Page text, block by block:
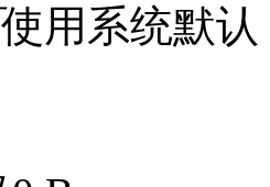
使用系统默认